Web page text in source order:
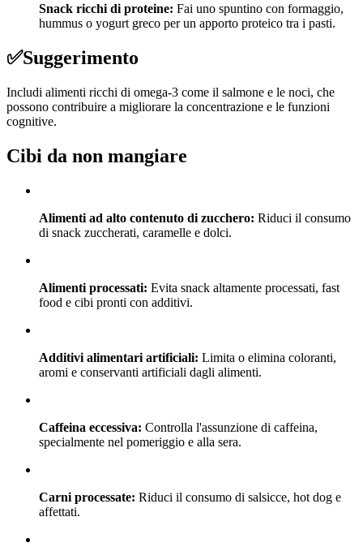
Snack ricchi di proteine: Fai uno spuntino con formaggio,
hummus o yogurt greco per un apporto proteico tra i pasti.
✅Suggerimento
Includi alimenti ricchi di omega-3 come il salmone e le noci, che
possono contribuire a migliorare la concentrazione e le funzioni
cognitive.
Cibi da non mangiare
Alimenti ad alto contenuto di zucchero: Riduci il consumo
di snack zuccherati, caramelle e dolci.
Alimenti processati: Evita snack altamente processati, fast
food e cibi pronti con additivi.
Additivi alimentari artificiali: Limita o elimina coloranti,
aromi e conservanti artificiali dagli alimenti.
Caffeina eccessiva: Controlla l'assunzione di caffeina,
specialmente nel pomeriggio e alla sera.
Carni processate: Riduci il consumo di salsicce, hot dog e
affettati.